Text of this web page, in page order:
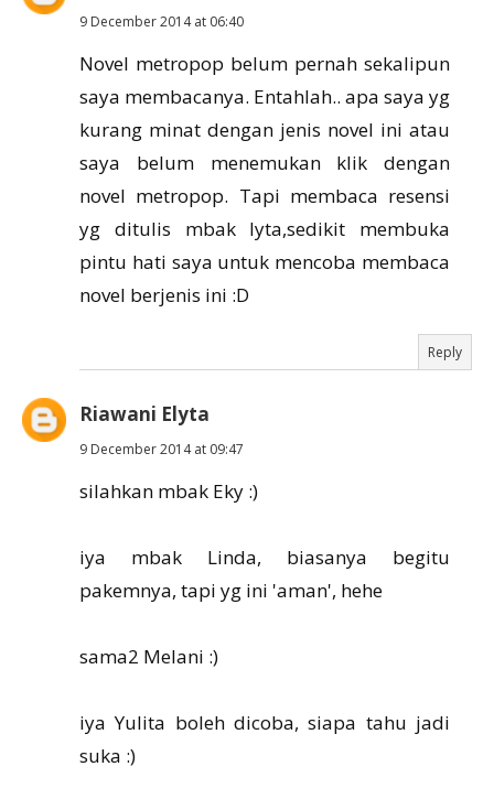
9 December 2014 at 06:40
Novel metropop belum pernah sekalipun
saya membacanya. Entahlah.. apa saya yg
kurang minat dengan jenis novel ini atau
saya belum menemukan klik dengan
novel metropop. Tapi membaca resensi
yg ditulis mbak lyta,sedikit membuka
pintu hati saya untuk mencoba membaca
novel berjenis ini :D
Reply
Riawani Elyta
9 December 2014 at 09:47
silahkan mbak Eky :)
iya mbak Linda, biasanya begitu
pakemnya, tapi yg ini 'aman', hehe
sama2 Melani :)
iya Yulita boleh dicoba, siapa tahu jadi
suka :)